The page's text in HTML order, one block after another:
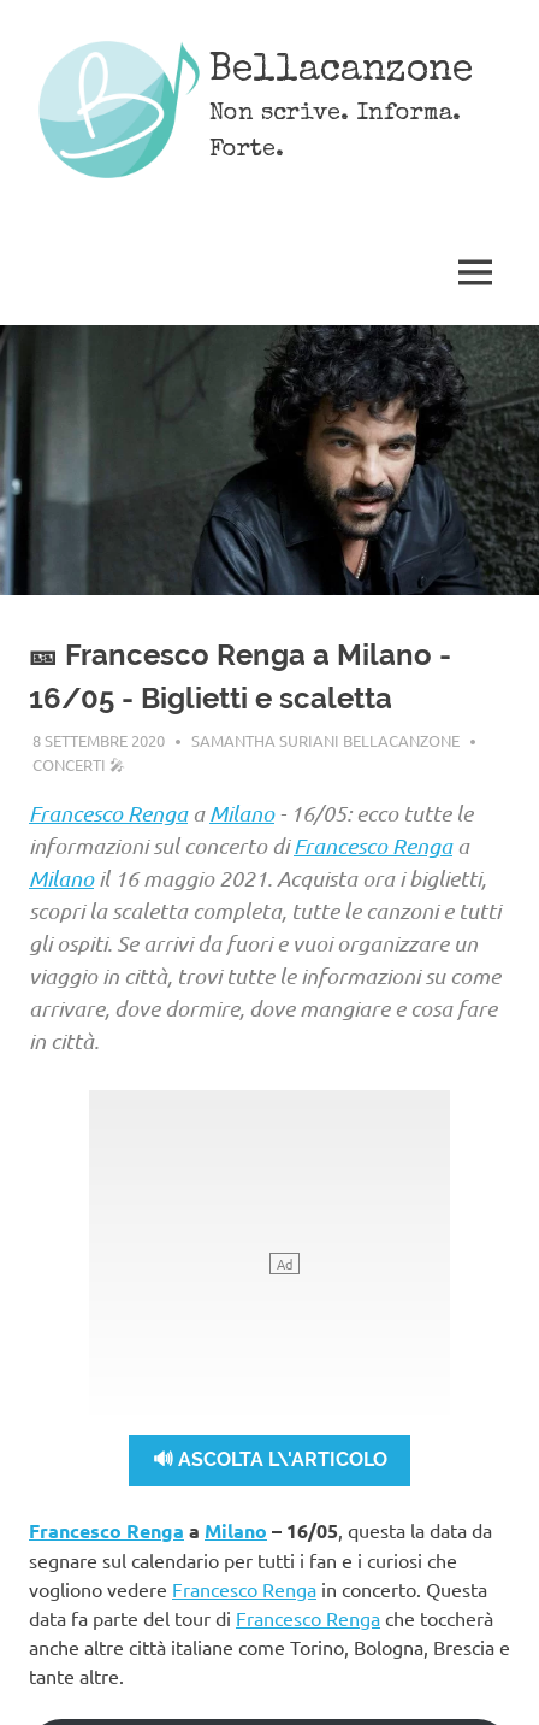
content
Bellacanzone
Non scrive. Informa.
Forte.
MENU
🎫 Francesco Renga a Milano -
16/05 - Biglietti e scaletta
8 SETTEMBRE 2020
SAMANTHA SURIANI BELLACANZONE
CONCERTI 🎤
Francesco RengaaMilano- 16/05: ecco tutte le
informazioni sul concerto diFrancesco Rengaa
Milanoil 16 maggio 2021. Acquista ora i biglietti,
scopri la scaletta completa, tutte le canzoni e tutti
gli ospiti. Se arrivi da fuori e vuoi organizzare un
viaggio in città, trovi tutte le informazioni su come
arrivare, dove dormire, dove mangiare e cosa fare
in città.
🔊 ASCOLTA L\'ARTICOLO
Francesco Renga a Milano – 16/05 , questa la data da
segnare sul calendario per tutti i fan e i curiosi che
vogliono vedere Francesco Renga in concerto. Questa
data fa parte del tour di Francesco Renga che toccherà
anche altre città italiane come Torino, Bologna, Brescia e
tante altre.